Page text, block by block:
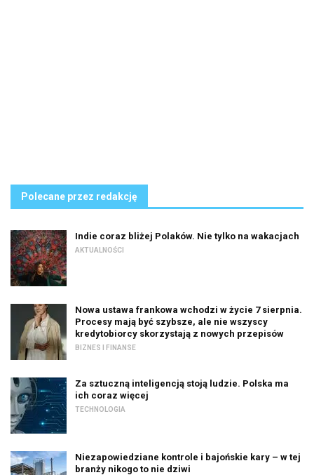
Polecane przez redakcję
Indie coraz bliżej Polaków. Nie tylko na wakacjach
AKTUALNOŚCI
Nowa ustawa frankowa wchodzi w życie 7 sierpnia.
Procesy mają być szybsze, ale nie wszyscy
kredytobiorcy skorzystają z nowych przepisów
BIZNES I FINANSE
Za sztuczną inteligencją stoją ludzie. Polska ma
ich coraz więcej
TECHNOLOGIA
Niezapowiedziane kontrole i bajońskie kary – w tej
branży nikogo to nie dziwi